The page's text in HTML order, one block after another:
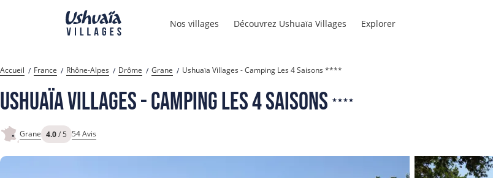
Nos villages Découvrez Ushuaïa Villages Explorer
Accueil France Rhône-Alpes Drôme Grane Ushuaïa Villages - Camping Les 4 Saisons ****
Ushuaïa Villages - Camping Les 4 Saisons4
★★★★
Grane 4.0/ 5 54 Avis